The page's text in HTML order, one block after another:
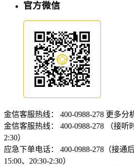
官方微信
金信客服热线： 400-0988-278 更多分
金信客服热线：
400-0988-278 （接听
2:30）
应急下单电话：
400-0988-278（接通
15:00、20:30-2:30）